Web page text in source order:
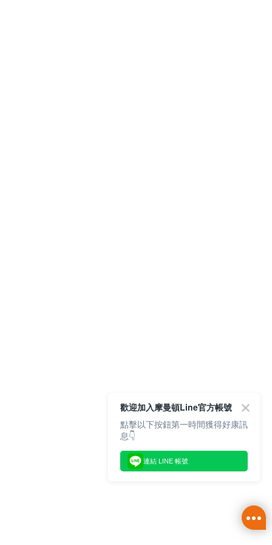
歡迎加入摩曼頓Line官方帳號
點擊以下按鈕第一時間獲得好康訊
息👇
連結 LINE 帳號